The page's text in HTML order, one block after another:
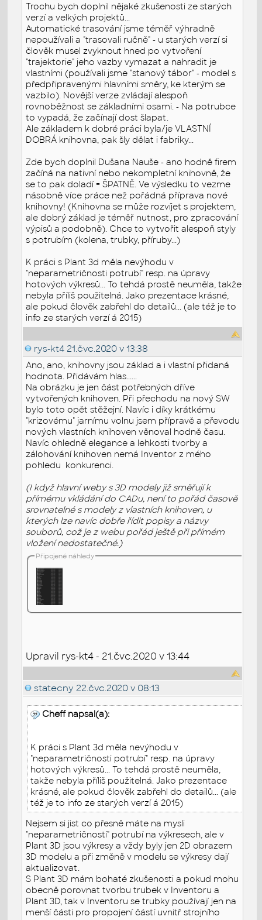
Trochu bych doplnil nějaké zkušenosti ze starých
verzí a velkých projektů...
Automatické trasování jsme téměř výhradně
nepoužívali a "trasovali ručně" - u starých verzí si
člověk musel zvyknout hned po vytvoření
"trajektorie" jeho vazby vymazat a nahradit je
vlastními (používali jsme "stanový tábor" - model s
předpřipravenými hlavními směry, ke kterým se
vazbilo). Novější verze zvládají alespoň
rovnoběžnost se základními osami. - Na potrubce
to vypadá, že začínají dost šlapat.
Ale základem k dobré práci byla/je VLASTNÍ
DOBRÁ knihovna, pak šly dělat i fabriky...
Zde bych doplnil Dušana Nauše - ano hodně firem
začíná na nativní nebo nekompletní knihovně, že
se to pak doladí = ŠPATNĚ. Ve výsledku to vezme
násobně více práce než pořádná příprava nové
knihovny! (Knihovna se může rozvíjet s projektem,
ale dobrý základ je téměř nutnost, pro zpracování
výpisů a podobně). Chce to vytvořit alespoň styly
s potrubím (kolena, trubky, příruby...)
K práci s Plant 3d měla nevýhodu v
"neparametričnosti potrubí" resp. na úpravy
hotových výkresů... To tehdá prostě neuměla, takže
nebyla příliš použitelná. Jako prezentace krásné,
ale pokud člověk zabřehl do detailů... (ale též je to
info ze starých verzí á 2015)
rys-kt4 21.čvc.2020 v 13:38
Ano, ano, knihovny jsou základ a i vlastní přidaná
hodnota. Přidávám hlas......
Na obrázku je jen část potřebných dříve
vytvořených knihoven. Při přechodu na nový SW
bylo toto opět stěžejní. Navíc i díky krátkému
"krizovému" jarnímu volnu jsem přípravě a převodu
nových vlastních knihoven věnoval hodně času.
Navíc ohledně elegance a lehkosti tvorby a
zálohování knihoven nemá Inventor z mého
pohledu konkurenci.
(I když hlavní weby s 3D modely již směřují k
přímému vkládání do CADu, není to pořád časově
srovnatelné s modely z vlastních knihoven, u
kterých lze navíc dobře řídit popisy a názvy
souborů, což je z webu pořád ještě při přímém
vložení nedostatečné.)
Připojené náhledy
Upravil rys-kt4 - 21.čvc.2020 v 13:44
statecny 22.čvc.2020 v 08:13
Cheff napsal(a):
K práci s Plant 3d měla nevýhodu v
"neparametričnosti potrubí" resp. na úpravy
hotových výkresů... To tehdá prostě neuměla,
takže nebyla příliš použitelná. Jako prezentace
krásné, ale pokud člověk zabřehl do detailů... (ale
též je to info ze starých verzí á 2015)
Nejsem si jist co přesně máte na mysli
"neparametričností" potrubí na výkresech, ale v
Plant 3D jsou výkresy a vždy byly jen 2D obrazem
3D modelu a při změně v modelu se výkresy dají
aktualizovat.
S Plant 3D mám bohaté zkušenosti a pokud mohu
obecně porovnat tvorbu trubek v Inventoru a
Plant 3D, tak v Inventoru se trubky používají jen na
menší části pro propojení částí uvnitř strojního